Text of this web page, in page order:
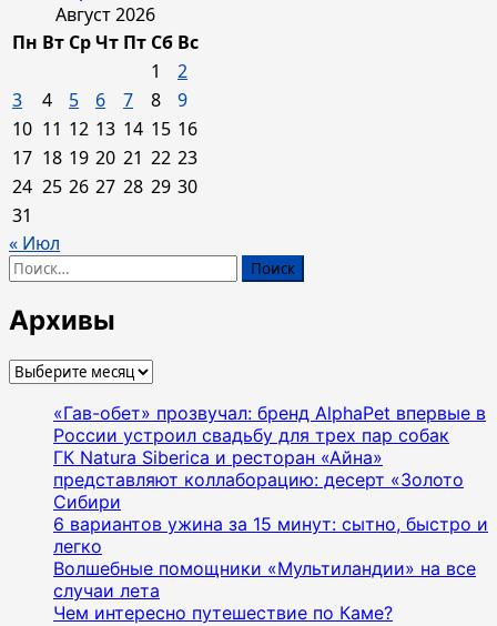
Август 2026
Пн Вт СрЧт Пт Сб Вс
1
2
3
4 5 6 7 8
9
10 11 12 13 14 15 16
17 18 19 20 21 22 23
24 25 26 27 28 29 30
31
« Июл
Найти:
Архивы
Архивы
«Гав-обет» прозвучал: бренд AlphaPet впервые в
России устроил свадьбу для трех пар собак
ГК Natura Siberica и ресторан «Айна»
представляют коллаборацию: десерт «Золото
Сибири
6 вариантов ужина за 15 минут: сытно, быстро и
легко
Волшебные помощники «Мультиландии» на все
случаи лета
Чем интересно путешествие по Каме?